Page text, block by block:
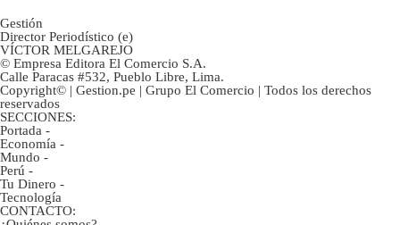
Gestión
Director Periodístico (e)
VÍCTOR MELGAREJO
© Empresa Editora El Comercio S.A.
Calle Paracas #532, Pueblo Libre, Lima.
Copyright© | Gestion.pe | Grupo El Comercio | Todos los derechos
reservados
SECCIONES:
Portada -
Economía -
Mundo -
Perú -
Tu Dinero -
Tecnología
CONTACTO: